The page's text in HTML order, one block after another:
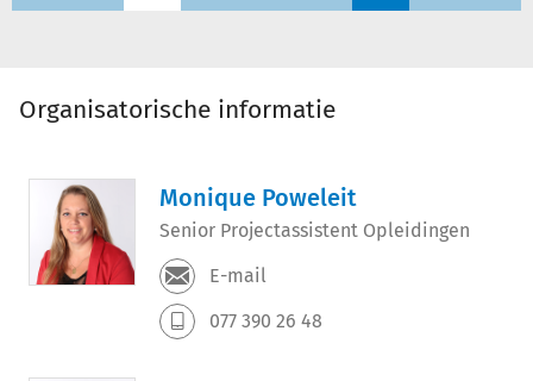
Organisatorische informatie
Monique Poweleit
Senior Projectassistent Opleidingen
E-mail
077 390 26 48